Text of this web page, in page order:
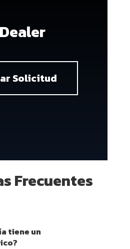
Solicitud
Frecuentes
tiene un